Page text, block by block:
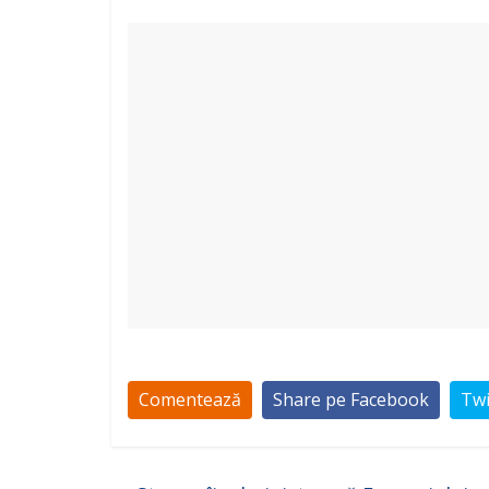
Comentează Share pe Facebook